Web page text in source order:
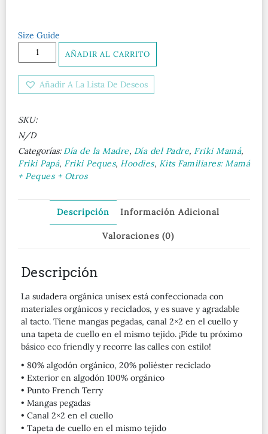
Size Guide
Sudadera
orgánica
YO
cantidad
AÑADIR AL CARRITO
Añadir A La Lista De Deseos
SKU:
N/D
Categorías: Día de la Madre, Día del Padre, Friki Mamá,
Friki Papá, Friki Peques, Hoodies, Kits Familiares: Mamá
+ Peques + Otros
Descripción Información Adicional
Valoraciones (0)
Descripción
La sudadera orgánica unisex está confeccionada con
materiales orgánicos y reciclados, y es suave y agradable
al tacto. Tiene mangas pegadas, canal 2×2 en el cuello y
una tapeta de cuello en el mismo tejido. ¡Pide tu próximo
básico eco friendly y recorre las calles con estilo!
• 80% algodón orgánico, 20% poliéster reciclado
• Exterior en algodón 100% orgánico
• Punto French Terry
• Mangas pegadas
• Canal 2×2 en el cuello
• Tapeta de cuello en el mismo tejido